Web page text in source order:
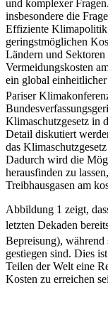
und komplexer
insbesondere die
Effiziente Klimapolitik
geringstmöglichen
Ländern und
Vermeidungskosten
ein global
Pariser
Klimaschutzgesetz in
Detail diskutiert
das
Dadurch wird die
herausfinden zu
Treibhausgasen am
Abbildung 1 zeigt,
letzten Dekaden
Bepreisung), während
gestiegen sind. Dies
Teilen der Welt eine
Kosten zu erreichen